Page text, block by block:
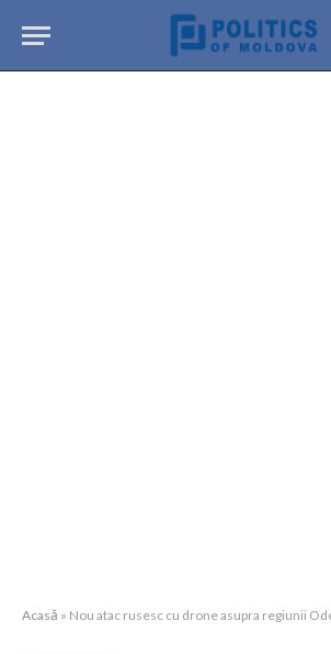
Acasă » Nou atac rusesc cu drone asupra regiunii